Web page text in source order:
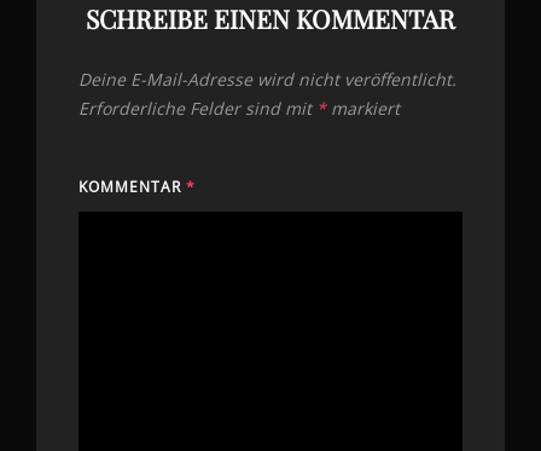
SCHREIBE EINEN KOMMENTAR
Deine E-Mail-Adresse wird nicht veröffentlicht.
Erforderliche Felder sind mit *markiert
KOMMENTAR *